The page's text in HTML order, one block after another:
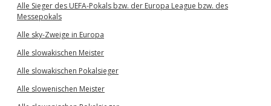
Alle Sieger des UEFA-Pokals bzw. der Europa League bzw. des
Messepokals
Alle sky-Zweige in Europa
Alle slowakischen Meister
Alle slowakischen Pokalsieger
Alle slowenischen Meister